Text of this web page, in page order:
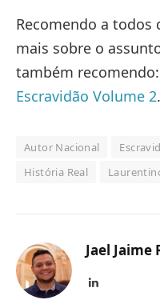
Recomendo a todos
mais sobre o
também
Escravidão Volume 2.
Autor Nacional
História Real
Jael Jaime
LinkedIn